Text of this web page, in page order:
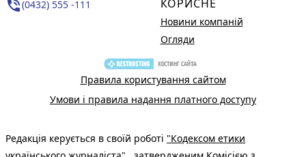
phone_in_talk(0432) 555 -111 КОРИСНЕ
Новини компаній
Огляди
Правила користування сайтом
Умови і правила надання платного доступу
Редакція керується в своїй роботі "Кодексом етики